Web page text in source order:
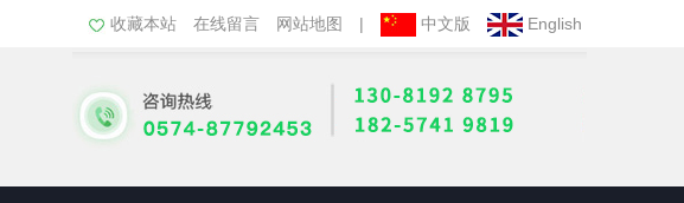
收藏本站 在线留言 网站地图 | 中文版 English